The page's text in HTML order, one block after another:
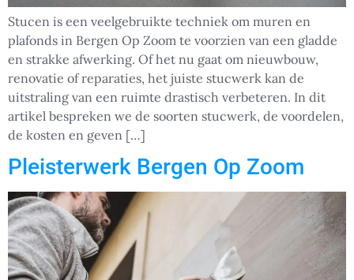
Stucen is een veelgebruikte techniek om muren en
plafonds in Bergen Op Zoom te voorzien van een gladde
en strakke afwerking. Of het nu gaat om nieuwbouw,
renovatie of reparaties, het juiste stucwerk kan de
uitstraling van een ruimte drastisch verbeteren. In dit
artikel bespreken we de soorten stucwerk, de voordelen,
de kosten en geven […]
Pleisterwerk Bergen Op Zoom